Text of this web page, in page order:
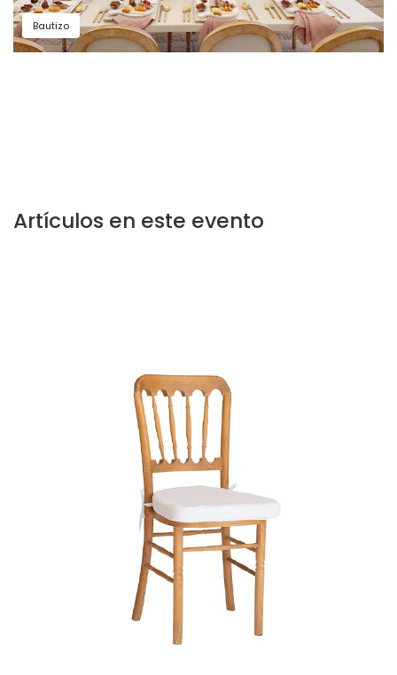
Bautizo
Artículos en este evento